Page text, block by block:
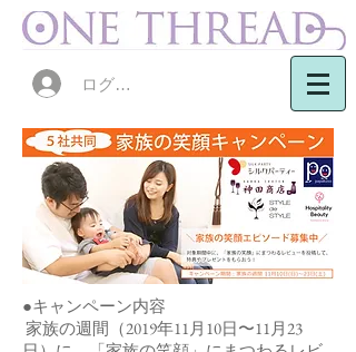
ログイン
●キャンペーン内容
家族の週間（2019年11月10日〜11月23